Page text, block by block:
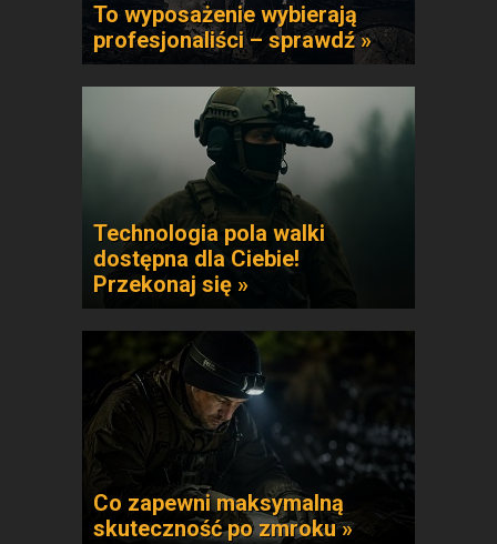
To wyposażenie wybierają
profesjonaliści – sprawdź »
Technologia pola walki
dostępna dla Ciebie!
Przekonaj się »
Co zapewni maksymalną
skuteczność po zmroku »